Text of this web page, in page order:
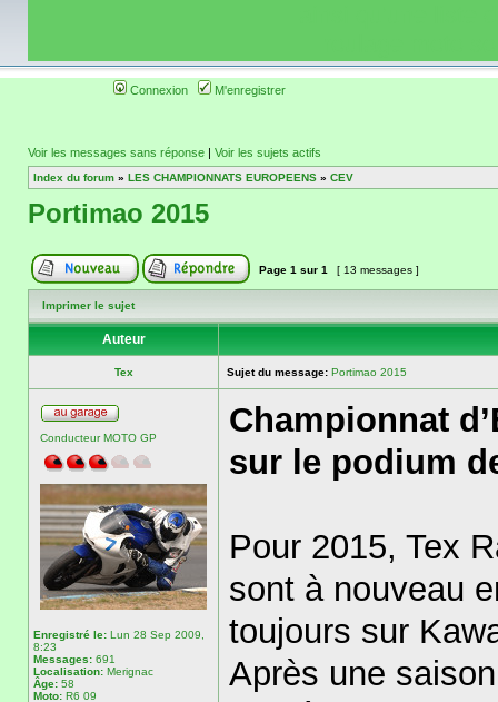
Connexion M'enregistrer
Voir les messages sans réponse | Voir les sujets actifs
Index du forum » LES CHAMPIONNATS EUROPEENS » CEV
Portimao 2015
Page 1 sur 1 [ 13 messages ]
Imprimer le sujet
Auteur
Tex Sujet du message: Portimao 2015
Conducteur MOTO GP
Enregistré le: Lun 28 Sep 2009,
8:23
Messages: 691
Localisation: Merignac
Âge: 58
Moto: R6 09
Championnat
sur le podium
Pour 2015, Tex
sont à nouveau
toujours sur
Après une